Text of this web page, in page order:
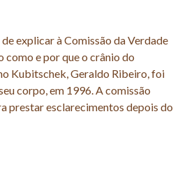
explicar à Comissão da Verdade
como e por que o crânio do
Kubitschek, Geraldo Ribeiro, foi
corpo, em 1996. A comissão
prestar esclarecimentos depois do